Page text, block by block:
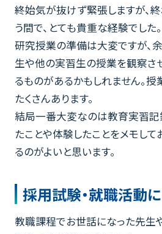
終始気が抜けず緊張しますが、
う間で、とても貴重な経験でした。
研究授業の準備は大変ですが、
生や他の実習生の授業を観察させ
るものがあるかもしれません。
たくさんあります。
結局一番大変なのは教育実習記
たことや体験したことをメモして
るのがよいと思います。
採用試験・就職活動
教職課程でお世話になった先生